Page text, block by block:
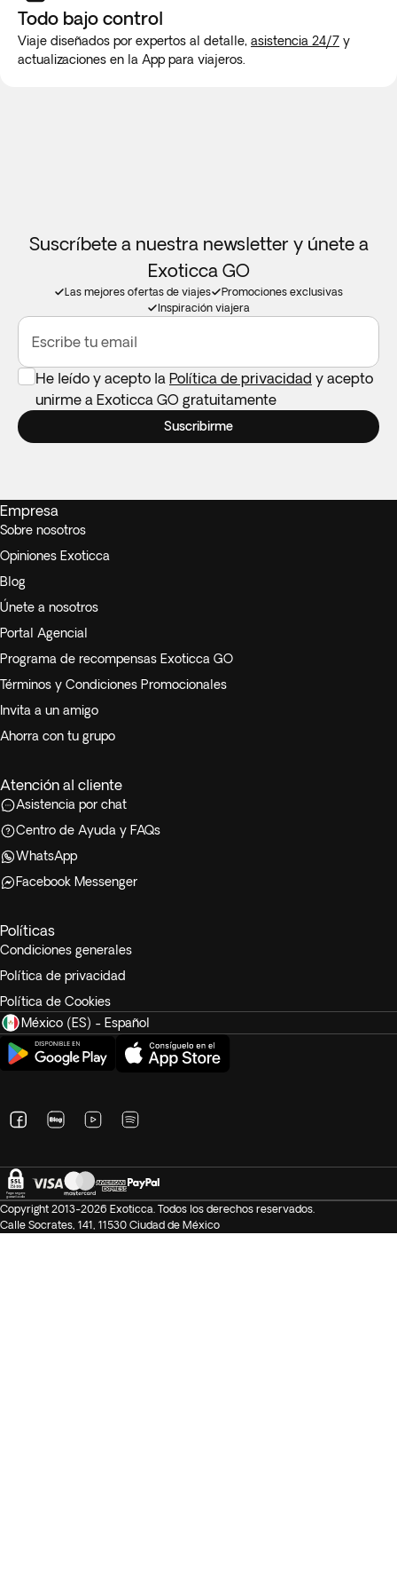
precisa y detallada del pasaporte de todos los pasajeros de
la reserva hasta 65 días antes del viaje para poder
garantizar el acceso a Machu Picchu.
Todo bajo control
Viaje diseñados por expertos al detalle, asistencia 24/7 y
actualizaciones en la App para viajeros.
Suscríbete a nuestra newsletter y únete a
Exoticca GO
Las mejores ofertas de viajes
Promociones exclusivas
Inspiración viajera
Escribe tu email
He leído y acepto la Política de privacidad y acepto
unirme a Exoticca GO gratuitamente
Suscribirme
Empresa
Sobre nosotros
Opiniones Exoticca
Blog
Únete a nosotros
Portal Agencial
Programa de recompensas Exoticca GO
Términos y Condiciones Promocionales
Invita a un amigo
Ahorra con tu grupo
Atención al cliente
Asistencia por chat
Centro de Ayuda y FAQs
WhatsApp
Facebook Messenger
Políticas
Condiciones generales
Política de privacidad
Política de Cookies
México (ES) - Español
Copyright 2013-2026 Exoticca. Todos los derechos reservados.
Calle Socrates, 141, 11530 Ciudad de México